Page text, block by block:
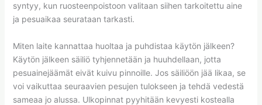
syntyy, kun ruosteenpoistoon valitaan siihen tarkoitettu aine
ja pesuaikaa seurataan tarkasti.
Miten laite kannattaa huoltaa ja puhdistaa käytön jälkeen?
Käytön jälkeen säiliö tyhjennetään ja huuhdellaan, jotta
pesuainejäämät eivät kuivu pinnoille. Jos säiliöön jää likaa, se
voi vaikuttaa seuraavien pesujen tulokseen ja tehdä vedestä
sameaa jo alussa. Ulkopinnat pyyhitään kevyesti kostealla